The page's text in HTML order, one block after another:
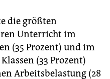
die größten
Unterricht im
(35 Prozent) und im
(33 Prozent)
Arbeitsbelastung (28